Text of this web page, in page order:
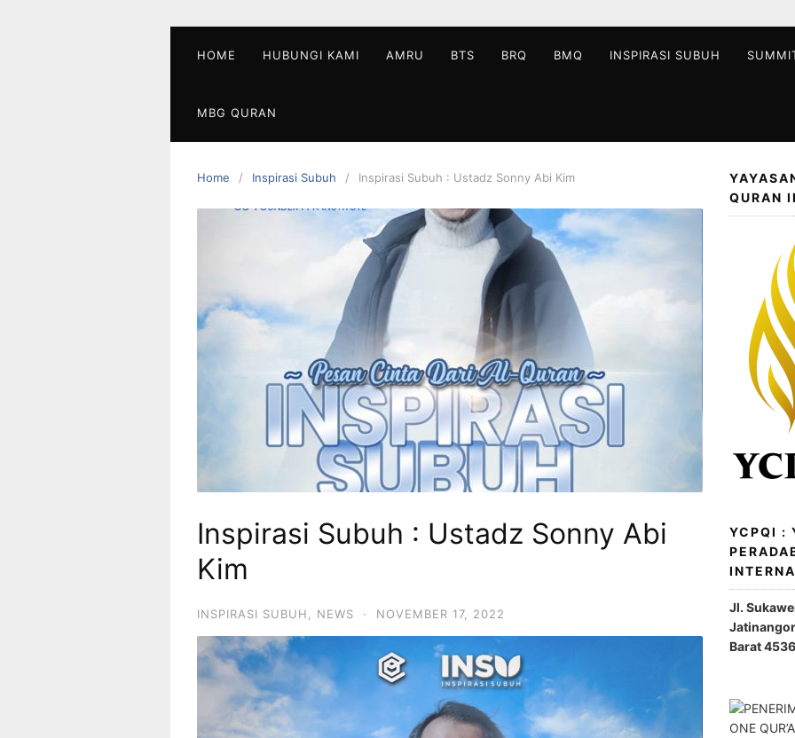
HOME HUBUNGI KAMI AMRU BTS BRQ BMQ INSPIRASI SUBUH
MBG QURAN
Home Inspirasi Subuh Inspirasi Subuh : Ustadz Sonny Abi Kim
Inspirasi Subuh : Ustadz Sonny Abi
Kim
INSPIRASI SUBUH NEWS · NOVEMBER 17, 2022
QURAN
YCPQI :
Jl.
Barat